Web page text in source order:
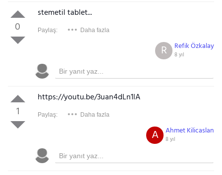
0
stemetil tablet...
Paylaş: Daha fazla
Refik Özkalay
8 yıl
R
1
https://youtu.be/3uan4dLn1lA
Paylaş: Daha fazla
Ahmet Kilicaslan
8 yıl
A